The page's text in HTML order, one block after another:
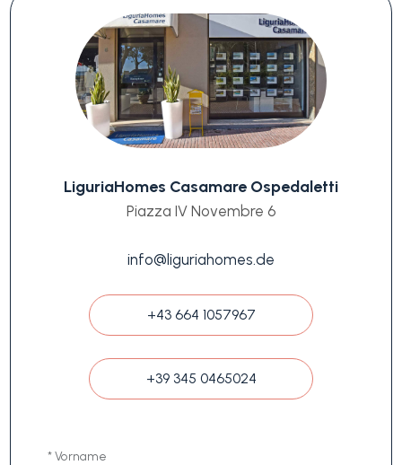
LiguriaHomes Casamare Ospedaletti
Piazza IV Novembre 6
info@liguriahomes.de
+43 664 1057967
+39 345 0465024
* Vorname